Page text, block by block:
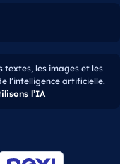
textes, les images et les
l’intelligence artificielle.
l’IA